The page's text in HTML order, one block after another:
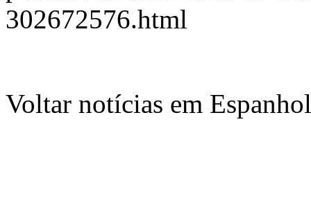
302672576.html
Voltar notícias em Espanhol